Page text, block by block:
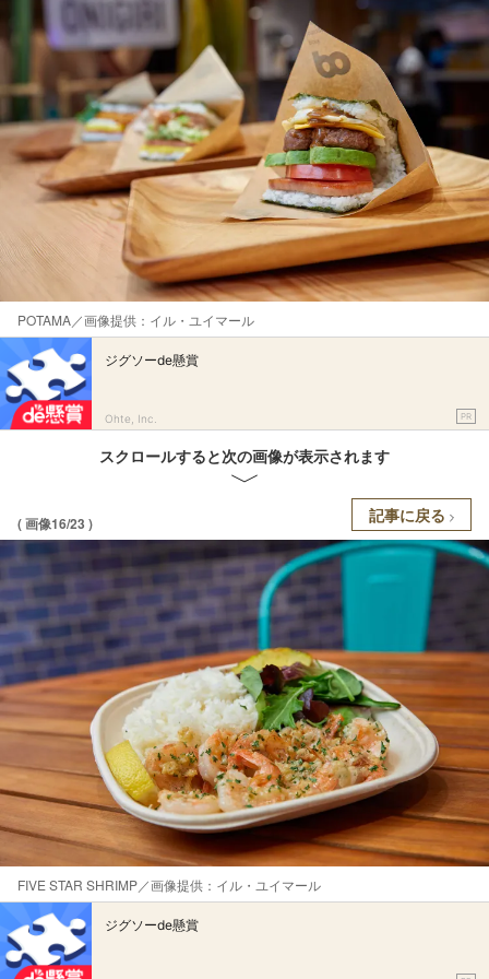
​POTAMA／画像提供：イル・ユイマール
ジグソーde懸賞
Ohte, Inc. PR
スクロールすると次の画像が表示されます
( 画像16/23 ) 記事に戻る
FIVE STAR SHRIMP／画像提供：イル・ユイマール
ジグソーde懸賞